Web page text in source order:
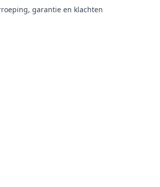
garantie en klachten